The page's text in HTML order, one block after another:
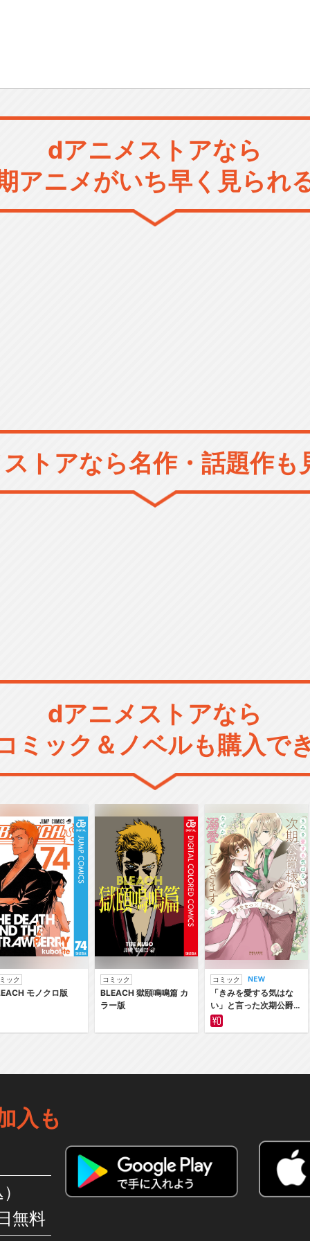
dアニメストアなら
アニメがいち早く見られ
トアなら名作・話題作も
dアニメストアなら
ミック＆ノベルも購入で
ック
モノクロ版
コミック
BLEACH 獄頤鳴鳴篇 カ
ラー版
コミック
「きみを愛する気はな
い」と言った次期公爵様
がなぜか溺愛してきます
入も
無料